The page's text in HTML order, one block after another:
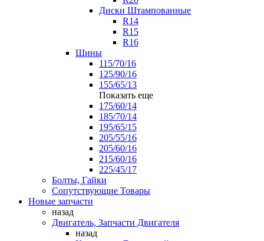
Диски Штампованные
R14
R15
R16
Шины
115/70/16
125/90/16
155/65/13
Показать еще
175/60/14
185/70/14
195/65/15
205/55/16
205/60/16
215/60/16
225/45/17
Болты, Гайки
Сопутствующие Товары
Новые запчасти
назад
Двигатель, Запчасти Двигателя
назад